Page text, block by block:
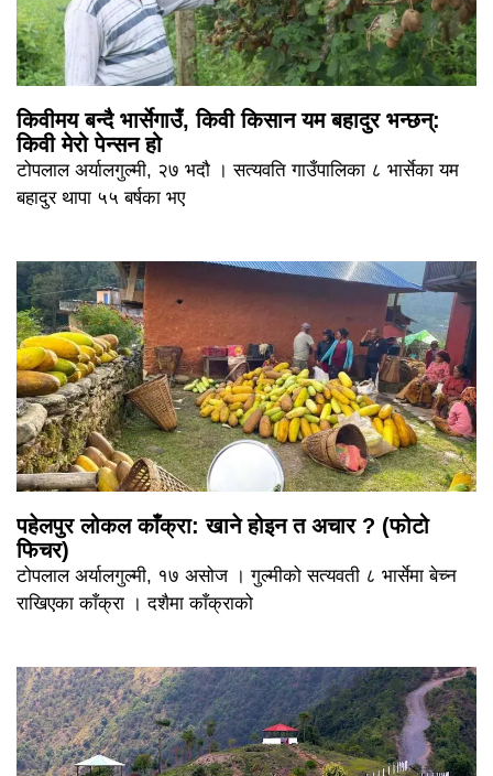
किवीमय बन्दै भार्सेगाउँ, किवी किसान यम बहादुर भन्छन्:
किवी मेरो पेन्सन हो
टोपलाल अर्यालगुल्मी, २७ भदौ । सत्यवति गाउँपालिका ८ भार्सेका यम
बहादुर थापा ५५ बर्षका भए
पहेलपुर लोकल काँक्रा: खाने होइन त अचार ? (फोटो
फिचर)
टोपलाल अर्यालगुल्मी, १७ असोज । गुल्मीको सत्यवती ८ भार्सेमा बेच्न
राखिएका काँक्रा । दशैमा काँक्राको